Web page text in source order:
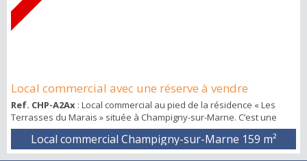
Local commercial avec une réserve à vendre
Ref. CHP-A2Ax : Local commercial au pied de la résidence « Les
Terrasses du Marais » située à Champigny-sur-Marne. C’est une
commune Inscrite au cœur du Grand Paris, elle profite de cette
formidable opportunité pour embellir son territoire et développer
ses infrastructures. La résidence est composée de 99 logements.
Local commercial Champigny-sur-Marne 159 m²